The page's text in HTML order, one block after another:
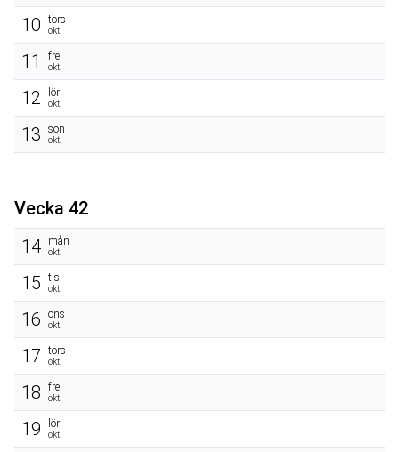
10 tors
okt.
11 fre
okt.
12 lör
okt.
13 sön
okt.
Vecka 42
14
mån
okt.
15 tis
okt.
16 ons
okt.
17 tors
okt.
18 fre
okt.
19 lör
okt.